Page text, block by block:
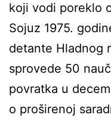
koji vodi poreklo
Sojuz 1975.
detante Hladnog
sprovede 50
povratka u
o proširenoj